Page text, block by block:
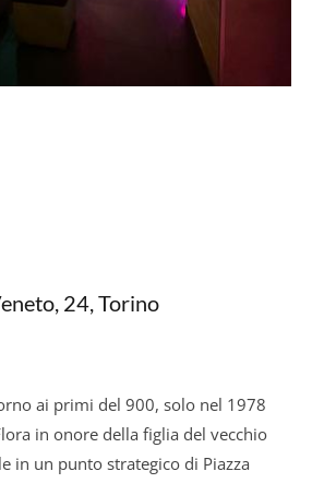
24, Torino
ai primi del 900, solo nel 1978
in onore della figlia del vecchio
in un punto strategico di Piazza